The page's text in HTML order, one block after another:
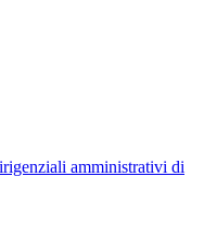
amministrativi di